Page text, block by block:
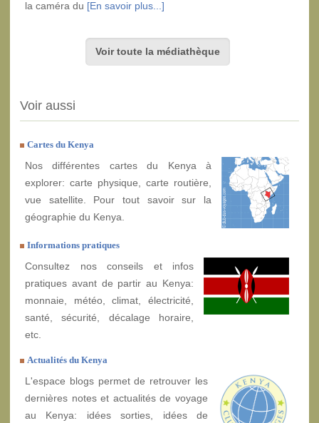
la caméra du [En savoir plus...]
Voir toute la médiathèque
Voir aussi
Cartes du Kenya
Nos différentes cartes du Kenya à
explorer: carte physique, carte routière,
vue satellite. Pour tout savoir sur la
géographie du Kenya.
Informations pratiques
Consultez nos conseils et infos
pratiques avant de partir au Kenya:
monnaie, météo, climat, électricité,
santé, sécurité, décalage horaire,
etc.
Actualités du Kenya
L'espace blogs permet de retrouver les
dernières notes et actualités de voyage
au Kenya: idées sorties, idées de